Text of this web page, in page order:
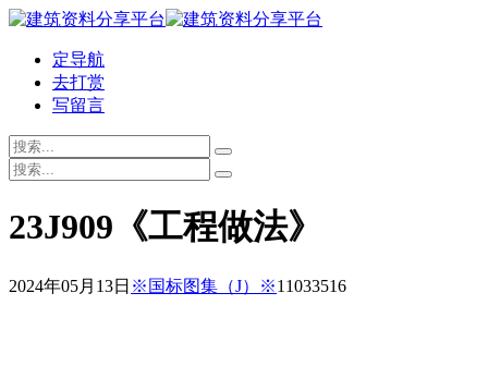
定导航
去打赏
写留言
23J909《工程做法》
2024年05月13日 ※国标图集（J）※11033516